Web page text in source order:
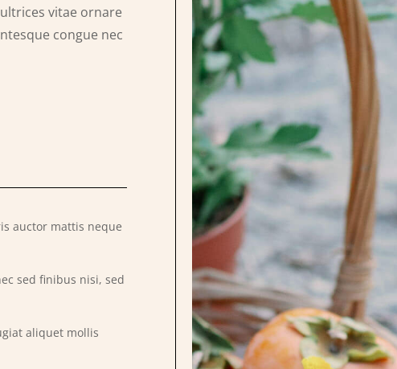
vitae ornare
congue nec
auctor mattis neque
sed finibus nisi, sed
aliquet mollis